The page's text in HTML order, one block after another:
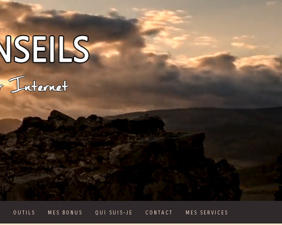
OUTILS MES BONUS QUI SUIS-JE CONTACT MES SERVICES